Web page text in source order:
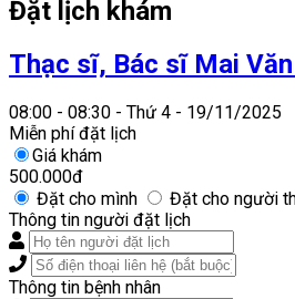
Đặt lịch khám
Thạc sĩ, Bác sĩ Mai
08:00 - 08:30 - Thứ 4 - 19/11/2025
Miễn phí đặt lịch
Giá khám
500.000đ
Đặt cho mình
Đặt cho người
Thông tin người đặt lịch
Thông tin bệnh nhân